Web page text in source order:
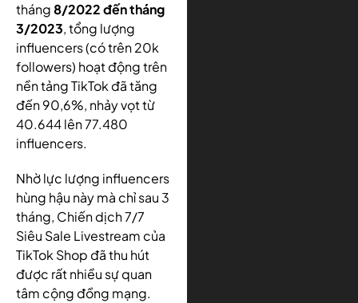
tháng8/2022 đến tháng
3/2023, tổng lượng
influencers (có trên 20k
followers) hoạt động trên
nền tảng TikTok đã tăng
đến 90,6%, nhảy vọt từ
40.644 lên 77.480
influencers.
Nhờ lực lượng influencers
hùng hậu này mà chỉ sau 3
tháng, Chiến dịch 7/7
Siêu Sale Livestream của
TikTok Shop đã thu hút
được rất nhiều sự quan
tâm cộng đồng mạng.